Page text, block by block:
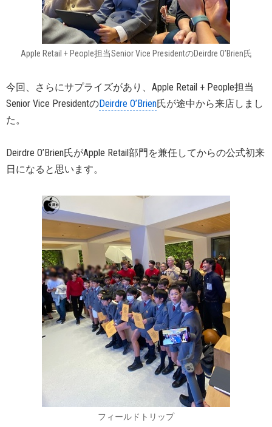
Apple Retail + People担当Senior Vice PresidentのDeirdre O’Brien氏
今回、さらにサプライズがあり、Apple Retail + People担当
Senior Vice PresidentのDeirdre O’Brien氏が途中から来店しまし
た。
Deirdre O’Brien氏がApple Retail部門を兼任してからの公式初来
日になると思います。
フィールドトリップ